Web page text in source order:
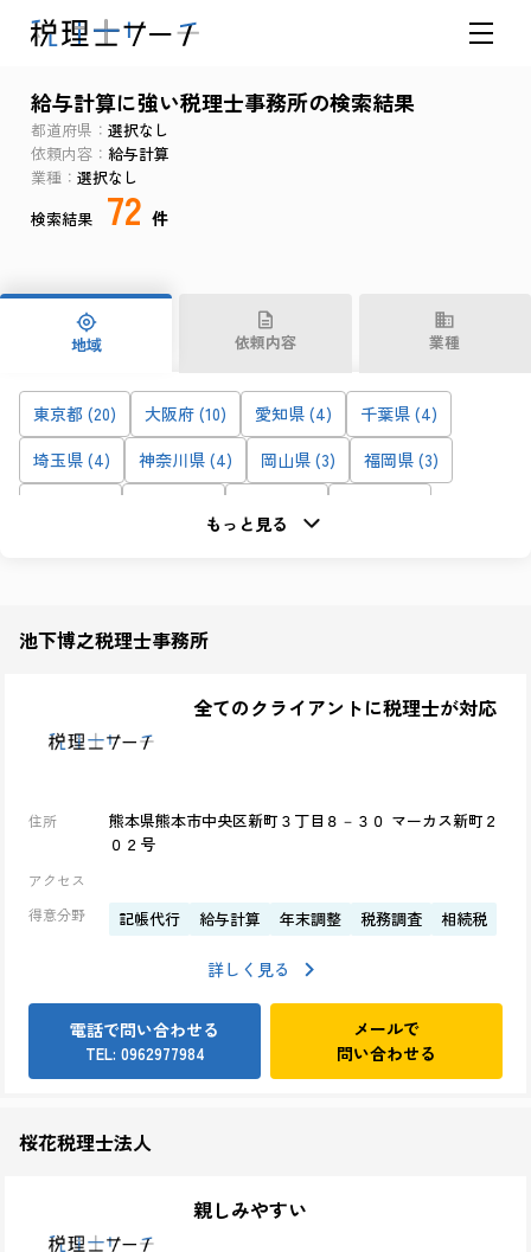
給与計算に強い税理士事務所の検索結果
都道府県
選択なし
依頼内容
給与計算
業種
選択なし
検索結果
72 件
地域 依頼内容 業種
東京都 (20) 大阪府 (10) 愛知県 (4)
千葉県 (4)
埼玉県 (4)
神奈川県 (4) 岡山県 (3)
福岡県 (3)
宮城県 (1)
大分県 (1)
もっと見る
池下博之税理士事務所
全てのクライアントに税理士が対応
住所
熊本県熊本市中央区新町３丁目８－３０ マーカス新町２
０２号
アクセス
得意分野
記帳代行 給与計算 年末調整 税務調査 相続税
詳しく見る
電話で問い合わせる
TEL: 0962977984
メールで
問い合わせる
桜花税理士法人
親しみやすい